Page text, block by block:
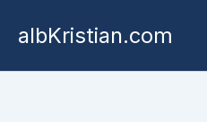
albKristian.com